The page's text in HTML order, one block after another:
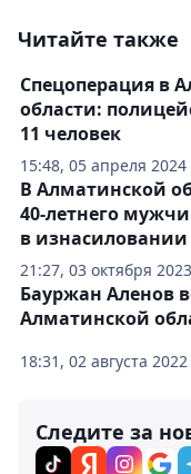
Читайте также
15:48, 05 апреля 2024
Спецоперация в
области:
11 человек
21:27, 03 октября 2023
В Алматинской
40-летнего
в
18:31, 02 августа 2022
Бауржан Аленов
Алматинской
Следите за